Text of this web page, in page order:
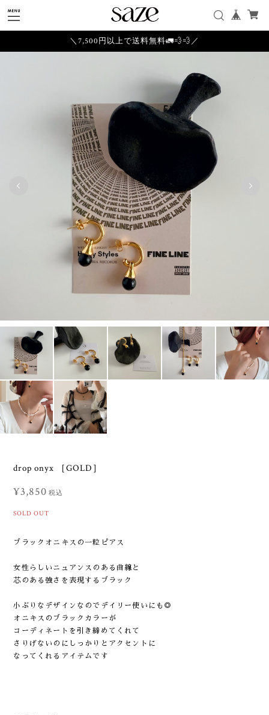
＼7,500円以上で送料無料🚛💨💨／
drop onyx ［GOLD］
¥3,850 税込
SOLD OUT
ブラックオニキスの一粒ピアス
女性らしいニュアンスのある曲線と
芯のある強さを表現するブラック
小ぶりなデザインなのでデイリー使いにも◎
オニキスのブラックカラーが
コーディネートを引き締めてくれて
さりげないのにしっかりとアクセントに
なってくれるアイテムです